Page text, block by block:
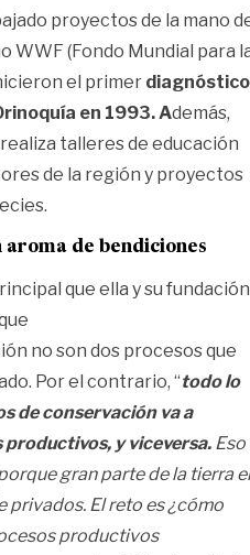
proyectos de la mano
WWF (Fondo Mundial para
el primer diagnóstico
en 1993. Además,
talleres de educación
de la región y proyectos
aroma de bendiciones
que ella y su fundación
no son dos procesos que
Por el contrario, “todo lo
de conservación va a
y viceversa. Eso
gran parte de la tierra
privados. El reto es ¿cómo
productivos